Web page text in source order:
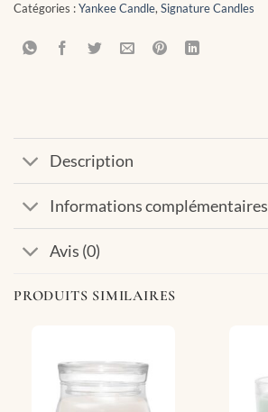
Catégories :Yankee Candle, Signature Candles
Description
Informations complémentaires
Avis (0)
PRODUITS SIMILAIRES